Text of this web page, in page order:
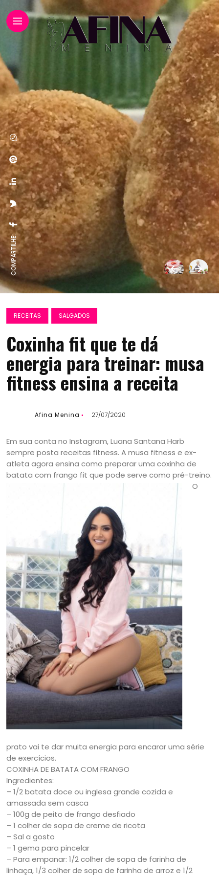
COMPARTILHE:
RECEITAS SALGADOS
Coxinha fit que te dá
energia para treinar: musa
fitness ensina a receita
Afina Menina 27/07/2020
Em sua conta no Instagram, Luana Santana Harb
sempre posta receitas fitness. A musa fitness e ex-
atleta agora ensina como preparar uma coxinha de
batata com frango fit que pode serve como pré-treino.
O
prato vai te dar muita energia para encarar uma série
de exercícios.
COXINHA DE BATATA COM FRANGO
Ingredientes:
– 1/2 batata doce ou inglesa grande cozida e
amassada sem casca
– 100g de peito de frango desfiado
– 1 colher de sopa de creme de ricota
– Sal a gosto
– 1 gema para pincelar
– Para empanar: 1/2 colher de sopa de farinha de
linhaça, 1/3 colher de sopa de farinha de arroz e 1/2